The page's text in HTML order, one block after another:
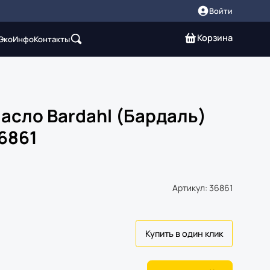
Войти
ИнфоКонтакты Корзина
Bardahl (Бардаль)
Артикул: 36861